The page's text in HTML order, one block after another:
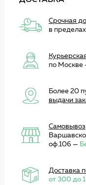
Срочная
в
по Москве
Более 20
выдачи
Самовывоз
оф.106 —
Доставка
от 300 до